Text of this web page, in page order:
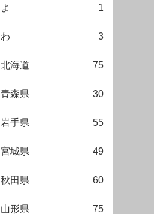
よ 1
わ 3
北海道 75
青森県 30
岩手県 55
宮城県 49
秋田県 60
山形県 75